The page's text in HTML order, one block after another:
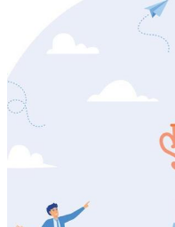
Motion graphics
Immagini Editoriali